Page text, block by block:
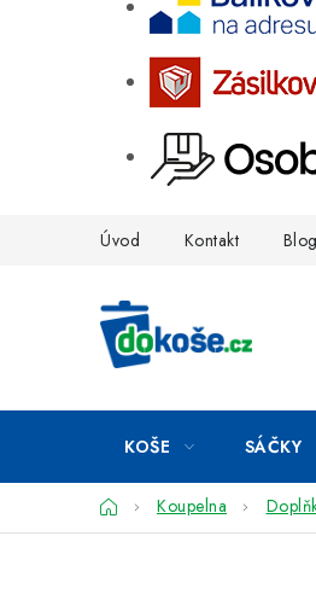
Úvod Kontakt Blog
KOŠE SÁČKY
DomůKoupelna